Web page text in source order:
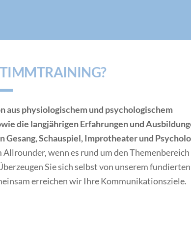
aus physiologischem und psychologischem
die langjährigen Erfahrungen und
Gesang, Schauspiel, Improtheater und
Allrounder, wenn es rund um den Themenbereich
Sie sich selbst von unserem fundierten
erreichen wir Ihre Kommunikationsziele.